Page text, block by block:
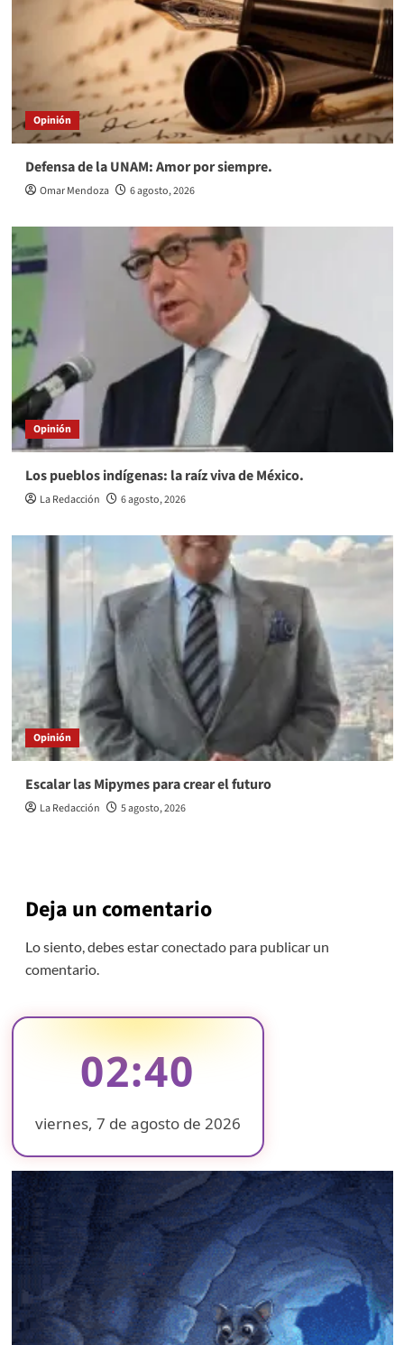
Opinión
Defensa de la UNAM: Amor por siempre.
Omar Mendoza 6 agosto, 2026
Opinión
Los pueblos indígenas: la raíz viva de México.
La Redacción 6 agosto, 2026
Opinión
Escalar las Mipymes para crear el futuro
La Redacción 5 agosto, 2026
Deja un comentario
Lo siento, debes estarconectadopara publicar un
comentario.
02:40
viernes, 7 de agosto de 2026
❄
❄
❄
❄
❄
❄
❄